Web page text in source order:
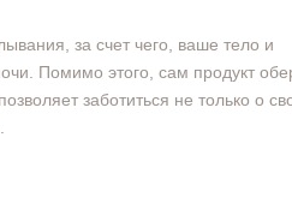
за счет чего, ваше тело и
Помимо этого, сам продукт
заботиться не только о